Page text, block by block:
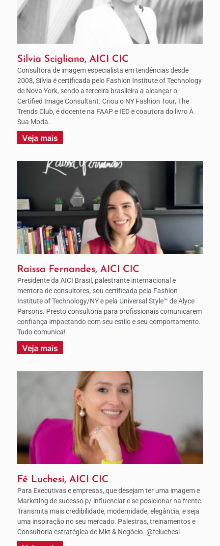
Silvia Scigliano, AICI CIC
Consultora de imagem especialista em tendências desde
2008, Silvia é certificada pelo Fashion Institute of Technology
de Nova York, sendo a terceira brasileira a alcançar o
Certified Image Consultant. Criou o NY Fashion Tour, The
Trends Club, é docente na FAAP e IED e coautora do livro À
Sua Moda.
Veja mais
Raissa Fernandes, AICI CIC
Presidente da AICI Brasil, palestrante internacional e
mentora de consultores, sou certificada pela Fashion
Institute of Technology/NY e pela Universal Style™ de Alyce
Parsons. Presto consultoria para profissionais comunicarem
confiança impactando com seu estilo e seu comportamento.
Tudo comunica!
Veja mais
Fê Luchesi, AICI CIC
Para Executivas e empresas, que desejam ter uma imagem e
Marketing de sucesso p/ influenciar e se posicionar na frente.
Transmita mais credibilidade, modernidade, elegância, e seja
uma inspiração no seu mercado. Palestras, treinamentos e
Consultoria estratégica de Mkt & Negócio. @feluchesi